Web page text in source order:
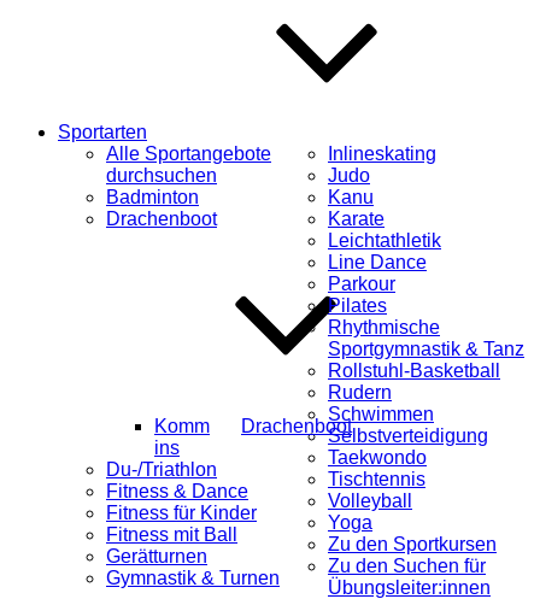
Sportarten
Alle Sportangebote
durchsuchen
Badminton
Drachenboot
Komm
ins
Drachenboot
Du-/Triathlon
Fitness & Dance
Fitness für Kinder
Fitness mit Ball
Gerätturnen
Gymnastik & Turnen
Inlineskating
Judo
Kanu
Karate
Leichtathletik
Line Dance
Parkour
Pilates
Rhythmische
Sportgymnastik & Tanz
Rollstuhl-Basketball
Rudern
Schwimmen
Selbstverteidigung
Taekwondo
Tischtennis
Volleyball
Yoga
Zu den Sportkursen
Zu den Suchen für
Übungsleiter:innen